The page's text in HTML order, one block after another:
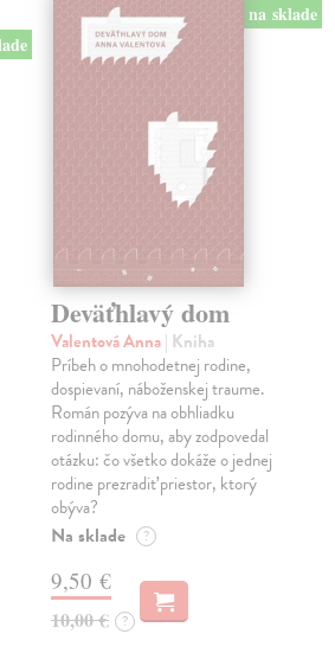
na sklade
Deväťhlavý dom
Valentová Anna| Kniha
Príbeh o mnohodetnej rodine,
dospievaní, náboženskej traume.
Román pozýva na obhliadku
rodinného domu, aby zodpovedal
otázku: čo všetko dokáže o jednej
rodine prezradiť priestor, ktorý
obýva?
Na sklade ?
9,50 €
10,00 € ?